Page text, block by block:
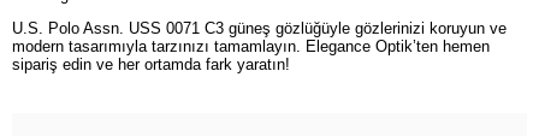
U.S. Polo Assn. USS 0071 C3 güneş gözlüğüyle gözlerinizi koruyun ve
modern tasarımıyla tarzınızı tamamlayın. Elegance Optik’ten hemen
sipariş edin ve her ortamda fark yaratın!